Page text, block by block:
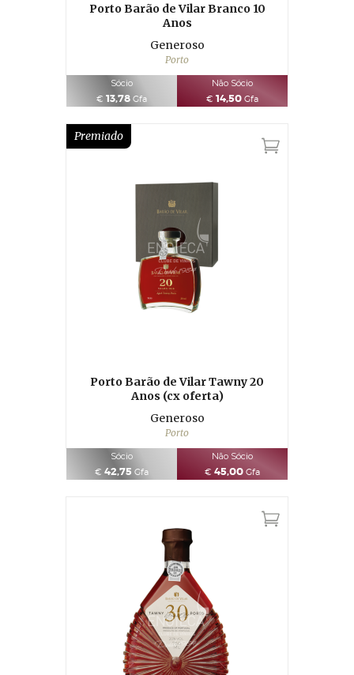
Porto Barão de Vilar Branco 10
Anos
Generoso
Porto
Sócio
€ 13,78 Gfa
Não Sócio
€ 14,50 Gfa
Premiado
Porto Barão de Vilar Tawny 20
Anos (cx oferta)
Generoso
Porto
Sócio
€ 42,75 Gfa
Não Sócio
€ 45,00 Gfa